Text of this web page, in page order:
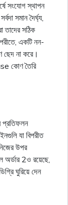
সংযোগ স্থাপন
সমান দৈর্ঘ্য,
তাদের সঠিক
একটি নন-
ছেদ না করে।
কোণ তৈরি
যা বিপরীত
উপর
অর্ডার 2ও রয়েছে,
ঘুরিয়ে দেন